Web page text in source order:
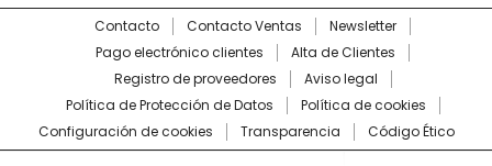
Contacto Contacto Ventas
Newsletter
Pago electrónico clientes
Alta de Clientes
Registro de proveedores
Aviso legal
Política de Protección de Datos
Política de cookies
Configuración de cookies
Transparencia Código Ético